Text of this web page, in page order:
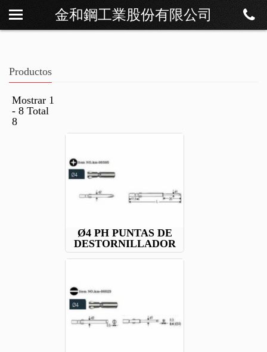
金和鋼工業股份有限公司
Sobre Os
Contáctenos
Productos
Mostrar 1
- 8 Total
8
Ø4 PH PUNTAS DE
DESTORNILLADOR